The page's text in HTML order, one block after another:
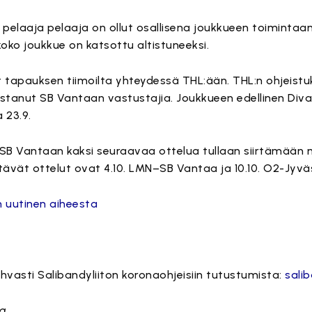
pelaaja on ollut osallisena joukkueen
joukkue on katsottu altistuneeksi.
tapauksen tiimoilta yhteydessä THL:ään. THL:n
SB Vantaan vastustajia. Joukkueen edellinen
23.9.
Vantaan kaksi seuraavaa ottelua tullaan siirtämään
ottelut ovat 4.10. LMN–SB Vantaa ja 10.10. O2-
uutinen aiheesta
Salibandyliiton koronaohjeisiin tutustumista: